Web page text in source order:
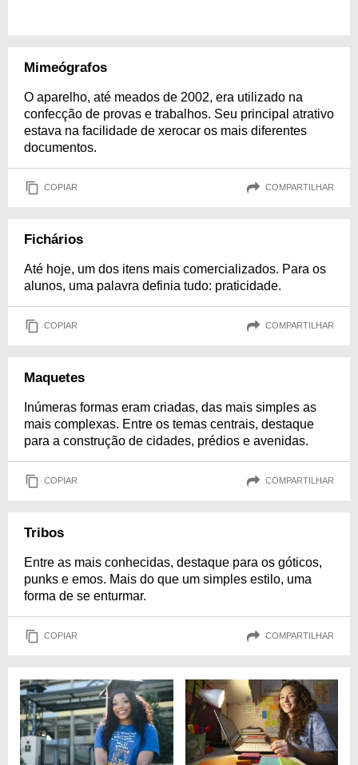
Mimeógrafos
O aparelho, até meados de 2002, era utilizado na
confecção de provas e trabalhos. Seu principal atrativo
estava na facilidade de xerocar os mais diferentes
documentos.
COPIAR COMPARTILHAR
Fichários
Até hoje, um dos itens mais comercializados. Para os
alunos, uma palavra definia tudo: praticidade.
COPIAR COMPARTILHAR
Maquetes
Inúmeras formas eram criadas, das mais simples as
mais complexas. Entre os temas centrais, destaque
para a construção de cidades, prédios e avenidas.
COPIAR COMPARTILHAR
Tribos
Entre as mais conhecidas, destaque para os góticos,
punks e emos. Mais do que um simples estilo, uma
forma de se enturmar.
COPIAR COMPARTILHAR